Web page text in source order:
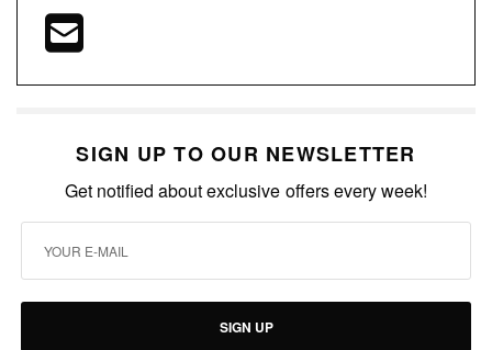
SIGN UP TO OUR NEWSLETTER
Get notified about exclusive offers every week!
SIGN UP